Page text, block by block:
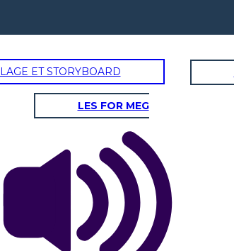
LAGE ET STORYBOARD
LES FOR MEG